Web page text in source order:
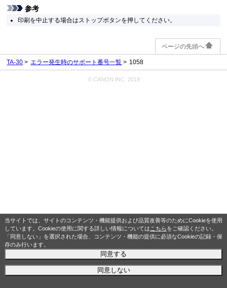
当サイトでは、サイトのコンテンツ・機能提供および品質改善等のためにCookieを使用
しています。Cookieの使用に関する詳しい情報については こちらをご確認ください。
「同意しない」を選択された場合、コンテンツ・機能の提供に必須なCookieの記録・保
存のみ行います。
同意する
同意しない
参考
印刷を中止する場合はストップボタンを押してください。
ページの先頭へ
TA-30 エラー発生時のサポート番号一覧 1058
© CANON INC. 2019